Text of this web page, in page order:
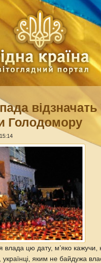
відзначать
Голодомору
влада цю дату, м’яко
яким не байдужа